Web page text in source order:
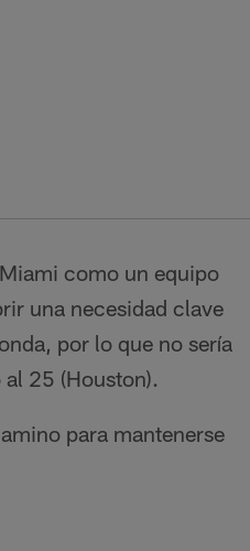
como un equipo
una necesidad clave
por lo que no sería
25 (Houston).
para mantenerse